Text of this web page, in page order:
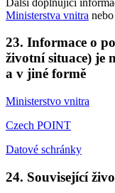
Ministerstva vnitra
23. Informace o
životní situace) je
a v jiné formě
Ministerstvo vnitra
Czech POINT
Datové schránky
24. Související